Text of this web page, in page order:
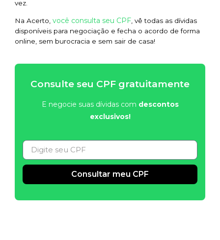
vez.
Na Acerto, você consulta seu CPF , vê todas as dívidas
disponíveis para negociação e fecha o acordo de forma
online, sem burocracia e sem sair de casa!
Consulte seu CPF gratuitamente
E negocie suas dívidas com descontos
exclusivos!
Consultar meu CPF